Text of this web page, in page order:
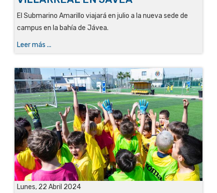
El Submarino Amarillo viajará en julio a la nueva sede de
campus en la bahía de Jávea.
Leer más ...
Lunes, 22 Abril 2024